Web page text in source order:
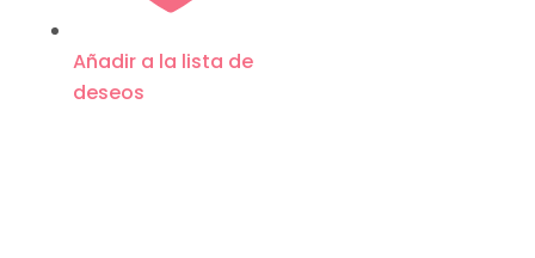
Añadir a la lista de
deseos